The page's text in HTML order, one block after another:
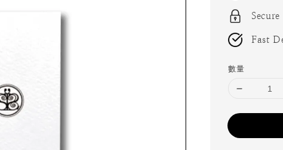
Fast
數量